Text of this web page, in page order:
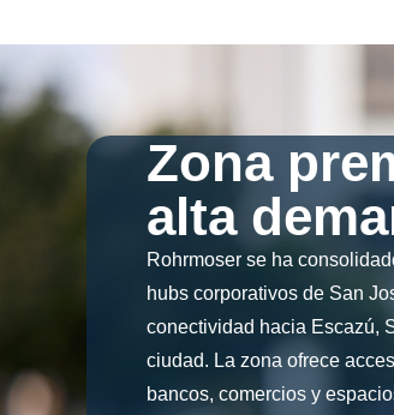
Zona
alta
Rohrmoser se ha
hubs corporativos de San
conectividad hacia Escazú,
ciudad. La zona ofrece
bancos, comercios y